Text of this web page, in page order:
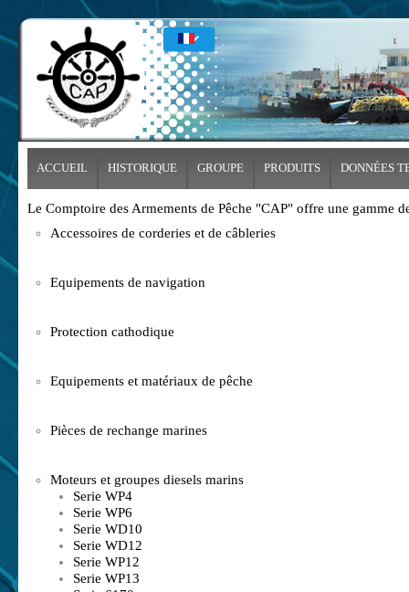
ACCUEIL HISTORIQUE GROUPE PRODUITS DONNÉES
Le Comptoire des Armements de Pêche "CAP" offre une gamme
Accessoires de corderies et de câbleries
Equipements de navigation
Protection cathodique
Equipements et matériaux de pêche
Pièces de rechange marines
Moteurs et groupes diesels marins
Serie WP4
Serie WP6
Serie WD10
Serie WD12
Serie WP12
Serie WP13